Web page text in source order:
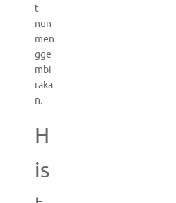
t
nun
men
gge
mbi
raka
n.
H
is